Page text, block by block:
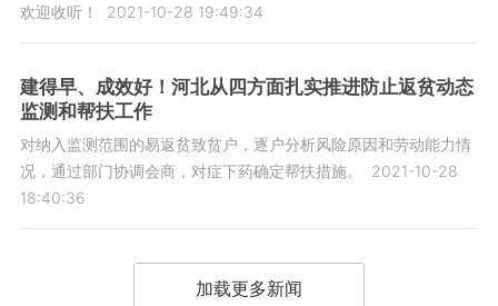
欢迎收听！ 2021-10-28 19:49:34
建得早、成效好！河北从四方面扎实推进防止返贫动态
监测和帮扶工作
对纳入监测范围的易返贫致贫户，逐户分析风险原因和劳动能力情
况，通过部门协调会商，对症下药确定帮扶措施。
2021-10-28
18:40:36
加载更多新闻